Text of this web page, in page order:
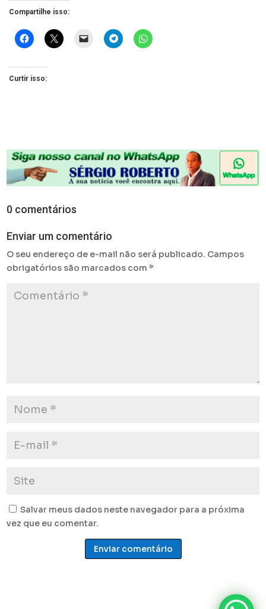
Compartilhe isso:
Curtir isso:
0 comentários
Enviar um comentário
O seu endereço de e-mail não será publicado. Campos
obrigatórios são marcados com*
Salvar meus dados neste navegador para a próxima
vez que eu comentar.
Enviar comentário